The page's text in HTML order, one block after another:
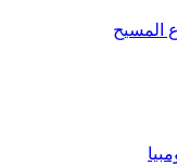
المسيح